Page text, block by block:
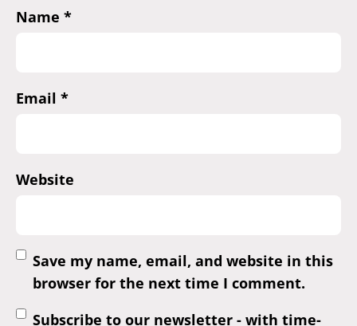
Name *
Email *
Website
Save my name, email, and website in this
browser for the next time I comment.
Subscribe to our newsletter - with time-